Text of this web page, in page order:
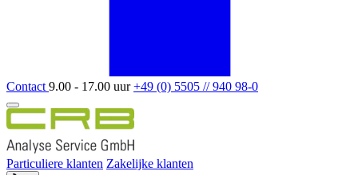
Contact 9.00 - 17.00 uur+49 (0) 5505 // 940 98-0
Particuliere klanten Zakelijke klanten